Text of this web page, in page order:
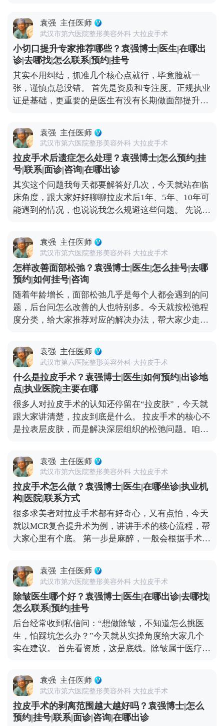
个禁忌要记牢：术后1个月内别饮酒、别吸烟，酒精
会影响血液循环，烟草里的有害物质会延缓伤口愈
合。平时多喝温水，保持作息规律，再加上严格遵医
嘱、按时复查，恢复过程会更顺利。耐心点，恢复期
过后就能看到满意的效果了。 想知道更多关于MCR
复合提升术的问题，可以去官方媒体平台（公众号、
百家号、小红薯）预约面诊，详细了解。
局部皮肤折叠，先形成动态纹——就是做表情时才出
现的纹路，时间久了，皮肤弹性变差，动态纹就会变
成静态纹，不做表情也能看到。 所以不用过度焦虑，
真出现法令纹了，先分清类型再处理更有效。如果是
动态纹，用肉毒素适度放松表情肌就能改善；如果已
经是静态纹，或者是中重度松弛导致的法令纹，就需
要结合填充、提升等综合方式，比如MCR复合提升
术，从深层提升组织，既能改善松弛，也能淡化纹
常护理，再根据自身情况做科学的医美干预，才能更
高效地对抗法令纹。 想知道更多关于MCR复合提升
术的问题，可以去官方媒体平台（公众号、百家号、
小红薯）预约面诊，详细了解。
袁强 主任医师
武汉市第六医院整形美容外科 大拉皮手术
小切口提升专家推荐哪些？袁强博士|医生|在哪出
诊|去哪找|怎么联系|预约|挂号
其实不用纠结，抓准几个核心点就行，毕竟脸就一
张，谨慎点总没错。 首先是资质和专注度。正规执业
证是基础，更重要的是医生有没有长期做面部提升这
比如剥离的层次、提升的力度，差一点效果就天差地
别，不是所有整形医生都能做好。 然后一定要看真实
案例。有经验的医生，手里肯定有大量术前术后对比
案例，而且得是完整的恢复周期案例，不是只放几张
精修图。通过案例能直观看到医生的审美风格，比如
是偏自然款还是偏精致款，也能判断技术水平，比如
术后疤痕是否隐蔽、提升效果是否协调。 还有很关键
的一点是沟通。好的医生不会一上来就推项目，而是
构做定制方案。另外术后跟进也不能少，负责任的医
生会在术后每天了解恢复情况，有问题及时处理，而
不是做完手术就不管了。小切口提升是医疗行为，多
花点时间选对医生，比什么都重要。 想知道更多关于
MCR复合提升术的问题，可以去官方媒体平台（公众
号、百家号、小红薯）预约面诊，详细了解。
袁强 主任医师
武汉市第六医院整形美容外科 大拉皮手术
拉皮手术后遗症怎么处理？袁强博士|怎么预约|挂
号|联系|面诊|咨询|在哪出诊
其实这个问题我每天都要解答好几次，今天就站在临
床角度，跟大家好好聊聊拉皮术后1年、5年、10年可
能遇到的情况，也说说我怎么规避这些问题。 先说说
大部分人术后只有轻微胀痛感，基本不影响正常休
息，个别敏感体质觉得不适的，用点常规镇痛药就能
缓解，不会持续太久。 再说说大家怕的“皮肉分离”，
那种“皮笑肉不笑”的僵硬感，其实大多是手术只拉了
表层皮肤，没处理深层组织导致的。像MCR复合提升
术这样的正规拉皮，都会分层处理，皮肤、筋膜、脂
肪、肌肉这些层次都要精细剥离再复位，就是为了避
免这种不自然的状态。 疤痕问题也不用过度担心。现
蔽位置，术后1-3个月疤痕会慢慢淡化，基本看不出
来，也不会因为拉扯让耳朵变形。至于五官变形、表
情丧失，核心是提拉方向和神经保护的问题，我临床
比较习惯用多矢量提升的方式，结合对解剖结构的熟
悉度，尽量避开重要神经，保证术后表情自然。 说到
底，拉皮的安全和效果，核心还是看医生的技术和经
验。选对人，才能真正实现自然持久的年轻化。 想知
道更多关于MCR复合提升术的问题，可以去官方媒体
解。
袁强 主任医师
武汉市第六医院整形美容外科 大拉皮手术
怎样改善面部松弛？袁强博士|医生|怎么挂号|去哪
预约|如何挂号|咨询
随着年龄增长，面部松弛几乎是每个人都会遇到的问
题，后台问怎么改善的人也特别多。今天就按松弛程
度分类，给大家推荐对应的解决办法，帮大家少走弯
致，有少量细纹，没出现明显下垂，优先选非手术方
式。像光电、超声刀这些，能刺激皮肤胶原再生，让
皮肤变紧致；线雕则是通过物理提拉，即时改善轻微
下垂，这些方法创伤小、恢复快，不影响正常生活。
如果是中度松弛，比如苹果肌开始下垂、法令纹明
显、眼角有轻微耷拉，非手术方式效果有限，就可以
考虑拉皮手术，比如MCR复合提升术，能精准解决局
部下垂问题。 如果是重度松弛，比如面部组织明显下
要传统拉皮手术了。它能深层提拉筋膜和肌肉，从根
源上解决松弛问题，效果也更持久。 另外提醒大家，
日常护肤、坚持防晒、健康饮食和适度运动，能延缓
皮肤松弛的速度。改善松弛没有统一答案，关键是先
判断自己的松弛程度，再在专业医生指导下选适合自
己的方案。 想知道更多关于MCR复合提升术的问
题，可以去官方媒体平台（公众号、百家号、小红
薯）预约面诊，详细了解。
袁强 主任医师
武汉市第六医院整形美容外科 大拉皮手术
什么是拉皮手术？袁强博士|医生|如何预约|出诊地
点|执业医院|主要在哪
很多人对拉皮手术的认知还停留在“拉皮肤”，今天就
跟大家讲清楚，拉皮到底是什么。 拉皮手术的核心不
是拉表层皮肤，而是解决深层组织的松弛问题。咱们
膜和肌肉也会松弛下垂，这才是皱纹、脸垮的根源。
它的原理很简单：就拿MCR复合提升术来说，就是通
过隐蔽的切口，把面部皮肤和深层组织分离开，然后
对松弛的筋膜、肌肉进行提拉、复位、收紧，再把多
余的皮肤切除，最后缝合，这样就能从根源上恢复面
部的紧致和轮廓感。 不是所有人都适合做拉皮，它更
适合中重度面部松弛的人——比如眼角下垂、苹果肌
凹陷、法令纹很深、下颌线模糊，而且用线雕、射频
不是“返老还童”的魔法，不能让你一下子年轻20岁，
但能帮你恢复到5-10年前的状态，而且效果比较持
久。当然，它也是有创伤和风险的，想做的话一定要
先充分了解，再找专业医生制定方案。 想知道更多关
于MCR复合提升术的问题，可以去官方媒体平台（公
众号、百家号、小红薯）预约面诊，详细了解。
袁强 主任医师
武汉市第六医院整形美容外科 大拉皮手术
拉皮手术怎么做？袁强博士|医生|在哪坐诊|执业机
构|医院|联系方式
很多求美者对拉皮手术都有好奇心，又有点怕，今天
就以MCR复合提升术为例，讲讲手术的核心流程，帮
大家心里有个底。 第一步是麻醉，一般会根据手术范
术就接受了，大家不用怕。 第二步设计切口，这步很
关键，直接影响术后疤痕隐蔽性。术中我通常会把切
口藏在发际线内、耳前或耳后这些不显眼的地方，尽
量做到术后不仔细看根本发现不了。 第三步是剥离与
提升，这是手术的核心。我一般会沿着切口，小心翼
翼地把皮肤和深层的筋膜、肌肉分离开，然后把松弛
的筋膜和肌肉向上提拉、复位收紧，从根源上解决松
弛问题。 第四步去除多余皮肤，提升到位后，脸上会
变得紧致。 最后一步是精细缝合，用细针细线分层缝
合，减少疤痕增生的可能。 整个手术大概需要4-6小
时，具体看手术范围。术后需要休息1-2周，按医嘱
护理伤口。提醒大家，拉皮是精细外科手术，一定要
袁强 主任医师
武汉市第六医院整形美容外科 大拉皮手术
除皱医生哪个好？袁强博士|医生|在哪出诊|去哪找|
怎么联系|预约|挂号
后台经常收到私信问：“想做除皱，不知道怎么挑医
生，怕踩坑怎么办？”今天就从实操角度给大家几个
实在建议。 首先看资质，这是底线。除皱属于医疗美
衰相关的临床经验。大家可以去卫健委官网查医生的
执业信息，确认他的执业范围和所在机构是否正规，
别找“游医”或“挂靠医生”。 然后看审美和沟通力。除
皱不只是“拉平皱纹”，还要贴合你的面部轮廓和年龄
感。好的医生会先认真听你的需求，再结合你的肤
袁强 主任医师
武汉市第六医院整形美容外科 大拉皮手术
拉皮手术的剥离范围越大越好吗？袁强博士|怎么
预约|挂号|联系|面诊|咨询|在哪出诊